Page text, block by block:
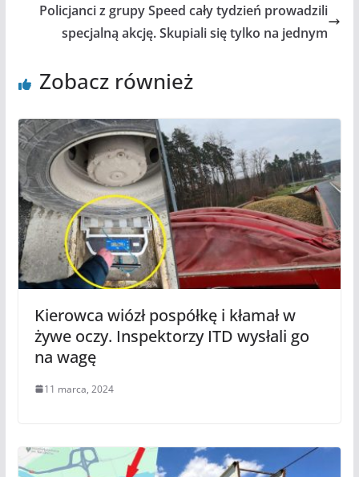
Policjanci z grupy Speed cały tydzień prowadzili
specjalną akcję. Skupiali się tylko na jednym
Zobacz również
Kierowca wiózł pospółkę i kłamał w
żywe oczy. Inspektorzy ITD wysłali go
na wagę
11 marca, 2024